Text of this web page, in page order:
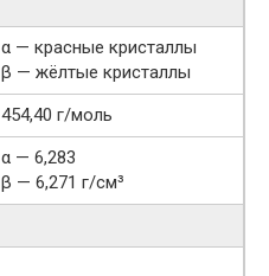
α — красные кристаллы
β — жёлтые кристаллы
454,40 г/моль
α — 6,283
β — 6,271 г/см³